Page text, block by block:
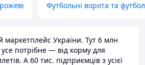
Футбольні ворота та
України. Тут 6 млн
потрібне — від корму для
А 60 тис. підприємців з усієї